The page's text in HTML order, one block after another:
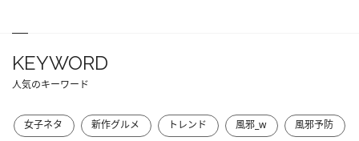
KEYWORD
人気のキーワード
女子ネタ 新作グルメ トレンド 風邪_w
風邪予防